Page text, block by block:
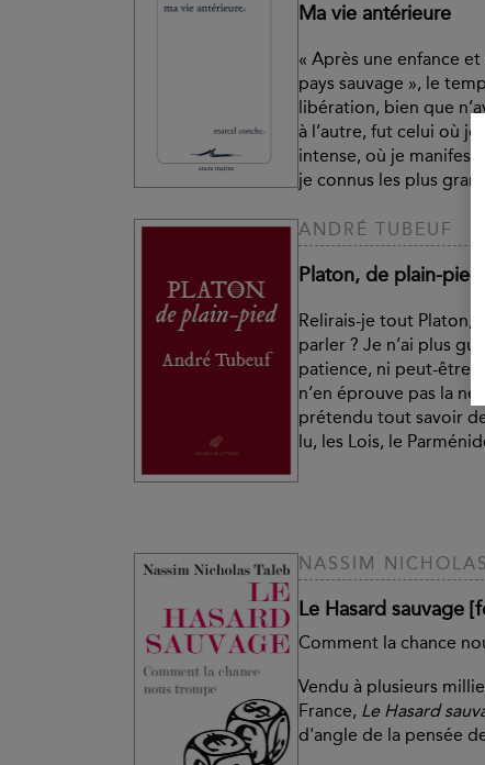
Ma vie antérieure
« Après une enfance
pays sauvage », le
libération, bien que
à l’autre, fut celui où je
intense, où je
je connus les plus
ANDRÉ TUBEUF
Platon, de plain-pied
Relirais-je tout Platon,
parler ? Je n’ai plus
patience, ni peut-être
n’en éprouve pas la
prétendu tout savoir
lu, les Lois, le
NASSIM
Le Hasard sauvage
Comment la chance
Vendu à plusieurs
France, Le Hasard
d'angle de la pensée